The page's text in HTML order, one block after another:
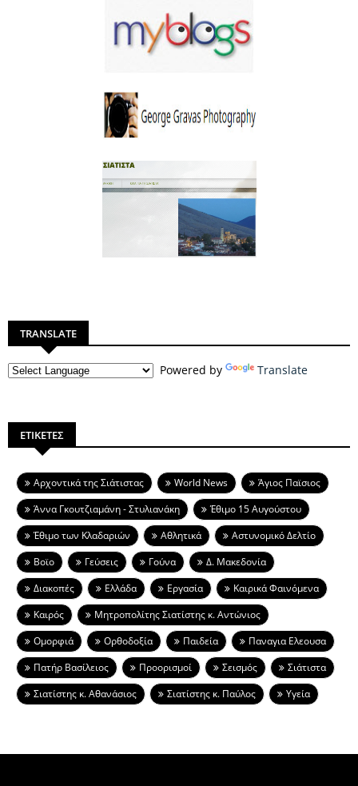
TRANSLATE
Powered by Translate
ΕΤΙΚΕΤΕΣ
Aρχοντικά της Σιάτιστας World News
Άγιος Παϊσιος
Άννα Γκουτζιαμάνη - Στυλιανάκη
Έθιμο 15 Αυγούστου
Έθιμο των Κλαδαριών
Αθλητικά
Αστυνομικό Δελτίο
Βοϊο
Γεύσεις Γούνα
Δ. Μακεδονία
Διακοπές
Ελλάδα Εργασία
Καιρικά Φαινόμενα
Καιρός
Μητροπολίτης Σιατίστης κ. Αντώνιος
Ομορφιά
Ορθοδοξία Παιδεία
Παναγια Ελεουσα
Πατήρ Βασίλειος
Προορισμοί Σεισμός
Σιάτιστα
Σιατίστης κ. Αθανάσιος
Σιατίστης κ. Παύλος Υγεία